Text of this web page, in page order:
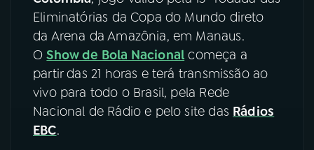
YouTube Facebook
Instagram X
TikTok
Eliminatórias da Copa do Mundo direto
da Arena da Amazônia, em Manaus.
OShow de Bola Nacional começa a
partir das 21 horas e terá transmissão ao
vivo para todo o Brasil, pela Rede
Nacional de Rádio e pelo site das Rádios
EBC.